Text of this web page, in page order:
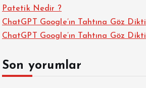
Patetik Nedir ?
ChatGPT Google’ın Tahtına Göz Dikti
ChatGPT Google’ın Tahtına Göz Dikti
Son yorumlar